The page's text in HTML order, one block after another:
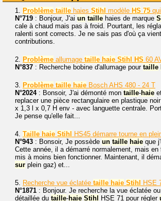
1. Problème taille haies Stihl modèle HS 75
N°719 : Bonjour, J'ai un taille haies de marque
cale à chaud mais pas à froid. Pourtant, les
ralenti sont corrects. Je ne sais pas d'où ça
contributions.
2. Problème allumage taille haie Stihl HS 60
N°837 : Recherche bobine d'allumage pour taille
3. Problème taille haie Bosch AHS 480 - 24 T
N°2024: Bonsoir, J'ai démonté mon taille-haie
replacer une pièce rectangulaire en plastique
x 1,3 l x 0,7 H env - avec languette centrale.
Je pense qu'elle fait...
4. Taille haie Stihl
HS45 démarre tourne en
N°943 : Bonsoir, Je possède un taille haie que
Cette année, il a démarré normalement, mais en
mis à moins bien fonctionner. Maintenant, il
sur plein gaz) et...
5. Recherche vue éclatée taille haie Stihl
HSE
N°1871 : Bonjour. Je recherche la vue éclatée
détaillée du taille-haie Stihl HSE 71 pour régler